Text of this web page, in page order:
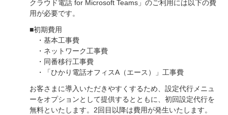
クラウド電話 for Microsoft Teams」のご利用には以下の費
用が必要です。
■初期費用
・基本工事費
・ネットワーク工事費
・同番移行工事費
・「ひかり電話オフィスA（エース）」工事費
お客さまに導入いただきやすくするため、設定代行メニュ
ーをオプションとして提供するとともに、初回設定代行を
無料といたします。2回目以降は費用が発生いたします。